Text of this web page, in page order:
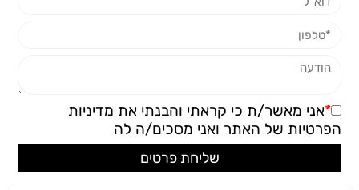
*אני מאשר/ת כי קראתי והבנתי את מדיניות
הפרטיות של האתר ואני מסכים/ה לה